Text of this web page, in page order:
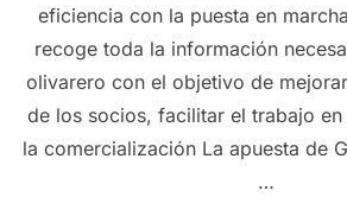
eficiencia con la puesta en
recoge toda la información
olivarero con el objetivo de
de los socios, facilitar el trabajo
la comercialización La apuesta de
…